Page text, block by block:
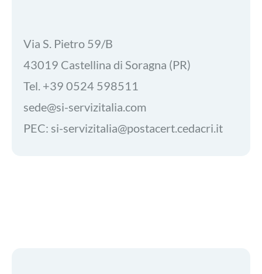
Via S. Pietro 59/B
43019 Castellina di Soragna (PR)
Tel. +39 0524 598511
sede@si-servizitalia.com
PEC: si-servizitalia@postacert.cedacri.it